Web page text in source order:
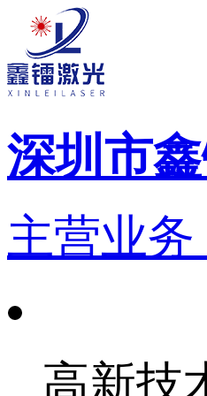
深圳市
主营业
高新技